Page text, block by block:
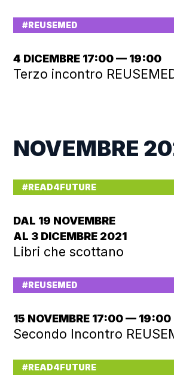
#REUSEMED
4 DICEMBRE 17:00 — 19:00
Terzo incontro
NOVEMBRE
#READ4FUTURE
DAL 19 NOVEMBRE
AL 3 DICEMBRE 2021
Libri che scottano
#REUSEMED
15 NOVEMBRE 17:00 — 19:00
Secondo Incontro
#READ4FUTURE